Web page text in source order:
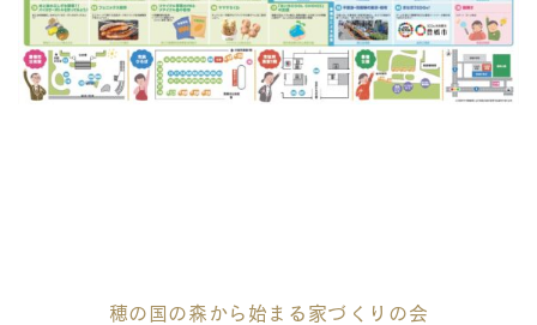
穂の国の森から始まる家づくりの会